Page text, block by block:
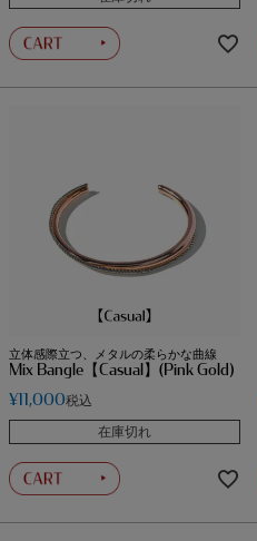
立体感際立つ、メタルの柔らかな曲線
Mix Bangle【Casual】(Pink Gold)
¥11,000税込
在庫切れ